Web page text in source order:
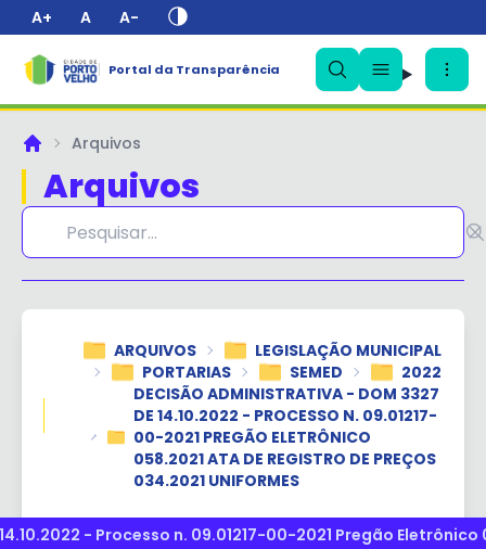
A+ A A-
Portal da Transparência
PrincipalArquivos
Arquivos
ARQUIVOS
LEGISLAÇÃO MUNICIPAL
PORTARIAS
SEMED
2022
DECISÃO ADMINISTRATIVA - DOM 3327
DE 14.10.2022 - PROCESSO N. 09.01217-
00-2021 PREGÃO ELETRÔNICO
058.2021 ATA DE REGISTRO DE PREÇOS
034.2021 UNIFORMES
14.10.2022 - Processo n. 09.01217-00-2021 Pregão
✕